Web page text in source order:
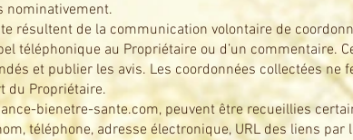
nominativement.
résultent de la communication volontaire de
téléphonique au Propriétaire ou d’un commentaire.
et publier les avis. Les coordonnées collectées ne
du Propriétaire.
bienetre-sante.com, peuvent être recueillies
téléphone, adresse électronique, URL des liens par